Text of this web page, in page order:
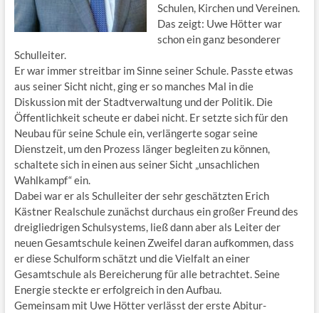
Schulen, Kirchen und Vereinen.
Das zeigt: Uwe Hötter war
schon ein ganz besonderer
Schulleiter.
Er war immer streitbar im Sinne seiner Schule. Passte etwas
aus seiner Sicht nicht, ging er so manches Mal in die
Diskussion mit der Stadtverwaltung und der Politik. Die
Öffentlichkeit scheute er dabei nicht. Er setzte sich für den
Neubau für seine Schule ein, verlängerte sogar seine
Dienstzeit, um den Prozess länger begleiten zu können,
schaltete sich in einen aus seiner Sicht „unsachlichen
Wahlkampf“ ein.
Dabei war er als Schulleiter der sehr geschätzten Erich
Kästner Realschule zunächst durchaus ein großer Freund des
dreigliedrigen Schulsystems, ließ dann aber als Leiter der
neuen Gesamtschule keinen Zweifel daran aufkommen, dass
er diese Schulform schätzt und die Vielfalt an einer
Gesamtschule als Bereicherung für alle betrachtet. Seine
Energie steckte er erfolgreich in den Aufbau.
Gemeinsam mit Uwe Hötter verlässt der erste Abitur-